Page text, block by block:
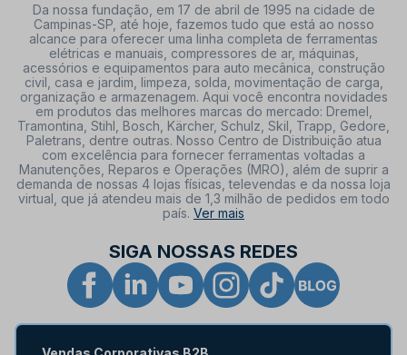
Da nossa fundação, em 17 de abril de 1995 na cidade de
Campinas-SP, até hoje, fazemos tudo que está ao nosso
alcance para oferecer uma linha completa de ferramentas
elétricas e manuais, compressores de ar, máquinas,
acessórios e equipamentos para auto mecânica, construção
civil, casa e jardim, limpeza, solda, movimentação de carga,
organização e armazenagem. Aqui você encontra novidades
em produtos das melhores marcas do mercado: Dremel,
Tramontina, Stihl, Bosch, Kärcher, Schulz, Skil, Trapp, Gedore,
Paletrans, dentre outras. Nosso Centro de Distribuição atua
com excelência para fornecer ferramentas voltadas a
Manutenções, Reparos e Operações (MRO), além de suprir a
demanda de nossas 4 lojas físicas, televendas e da nossa loja
virtual, que já atendeu mais de 1,3 milhão de pedidos em todo
país. Ver mais
SIGA NOSSAS REDES